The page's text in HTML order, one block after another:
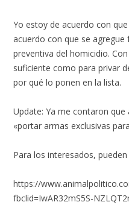
Yo estoy de acuerdo con
acuerdo con que se
preventiva del homicidio.
suficiente como para privar
por qué lo ponen en la lista.
Update: Ya me contaron
«portar armas exclusivas
Para los interesados,
https://
fbclid=IwAR32mS5S-